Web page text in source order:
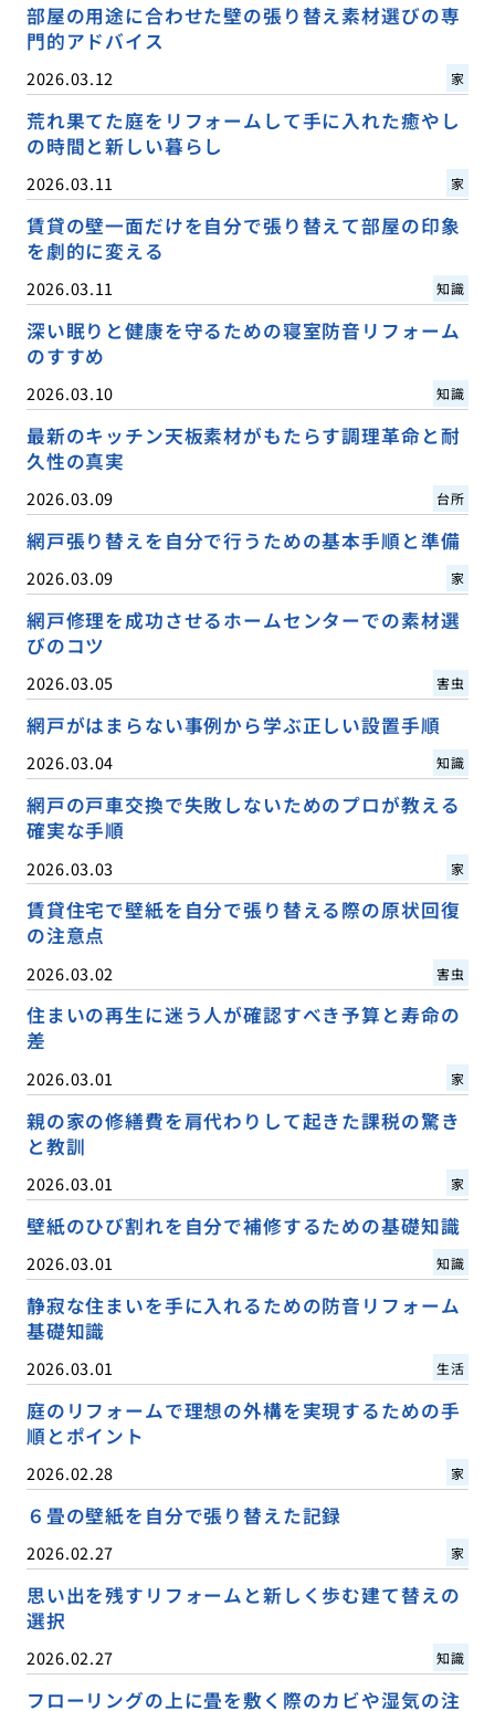
部屋の用途に合わせた壁の張り替え素材選びの専
門的アドバイス
2026.03.12 家
荒れ果てた庭をリフォームして手に入れた癒やし
の時間と新しい暮らし
2026.03.11 家
賃貸の壁一面だけを自分で張り替えて部屋の印象
を劇的に変える
2026.03.11 知識
深い眠りと健康を守るための寝室防音リフォーム
のすすめ
2026.03.10 知識
最新のキッチン天板素材がもたらす調理革命と耐
久性の真実
2026.03.09 台所
網戸張り替えを自分で行うための基本手順と準備
2026.03.09 家
網戸修理を成功させるホームセンターでの素材選
びのコツ
2026.03.05 害虫
網戸がはまらない事例から学ぶ正しい設置手順
2026.03.04 知識
網戸の戸車交換で失敗しないためのプロが教える
確実な手順
2026.03.03 家
賃貸住宅で壁紙を自分で張り替える際の原状回復
の注意点
2026.03.02 害虫
住まいの再生に迷う人が確認すべき予算と寿命の
差
2026.03.01 家
親の家の修繕費を肩代わりして起きた課税の驚き
と教訓
2026.03.01 家
壁紙のひび割れを自分で補修するための基礎知識
2026.03.01 知識
静寂な住まいを手に入れるための防音リフォーム
基礎知識
2026.03.01 生活
庭のリフォームで理想の外構を実現するための手
順とポイント
2026.02.28 家
６畳の壁紙を自分で張り替えた記録
2026.02.27 家
思い出を残すリフォームと新しく歩む建て替えの
選択
2026.02.27 知識
フローリングの上に畳を敷く際のカビや湿気の注